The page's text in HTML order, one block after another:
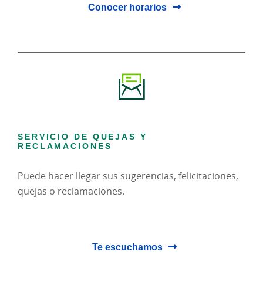
Conocer horarios
SERVICIO DE QUEJAS Y
RECLAMACIONES
Puede hacer llegar sus sugerencias, felicitaciones,
quejas o reclamaciones.
Te escuchamos